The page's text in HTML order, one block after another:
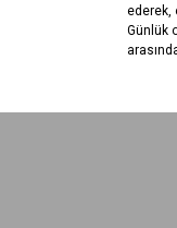
ederek,
Günlük